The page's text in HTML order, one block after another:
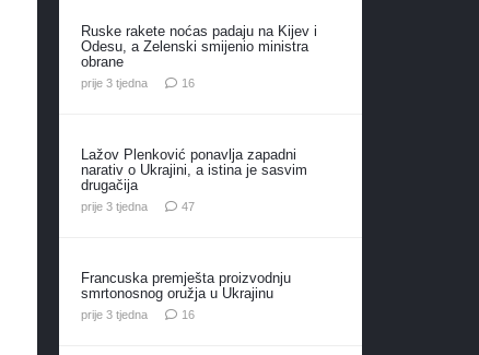
Ruske rakete noćas padaju na Kijev i
Odesu, a Zelenski smijenio ministra
obrane
prije 3 tjedna 16komentara
Lažov Plenković ponavlja zapadni
narativ o Ukrajini, a istina je sasvim
drugačija
prije 3 tjedna 47komentara
Francuska premješta proizvodnju
smrtonosnog oružja u Ukrajinu
prije 3 tjedna 16komentara